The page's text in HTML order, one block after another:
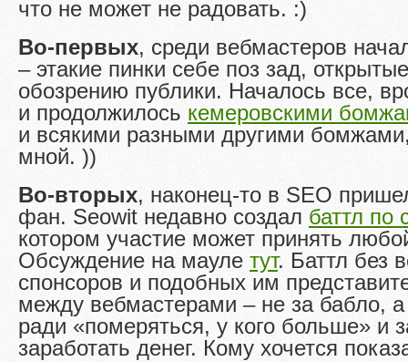
что не может не радовать. :)
Во-первых, среди вебмастеров
– этакие пинки себе поз зад,
обозрению публики. Началось все,
и продолжилось кемеровскими
и всякими разными другими
мной. ))
Во-вторых, наконец-то в SEO
фан. Seowit недавно создал баттл по
котором участие может принять
Обсуждение на мауле тут. Баттл без
спонсоров и подобных им
между вебмастерами – не за бабло,
ради «померяться, у кого больше» и
заработать денег. Кому хочется